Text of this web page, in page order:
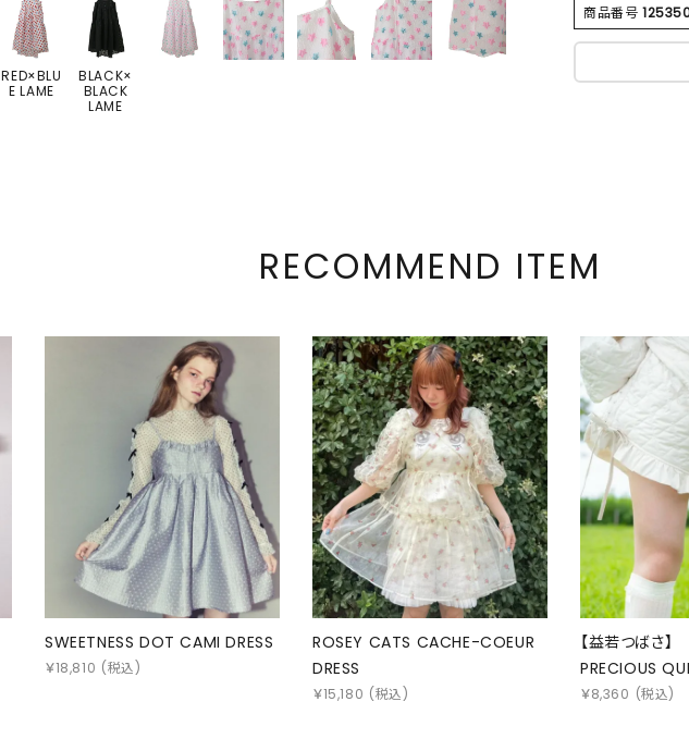
RED×BLU
E LAME
BLACK×
BLACK
LAME
商品番号
RECOMMEND ITEM
SWEETNESS DOT CAMI DRESS
￥18,810 (税込)
ROSEY CATS CACHE-COEUR
DRESS
￥15,180 (税込)
【益若つばさ】
PRECIOUS
￥8,360 (税込)